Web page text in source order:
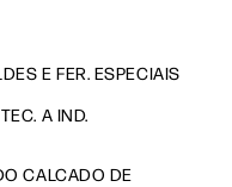
E FER. ESPECIAIS
A IND.
CALCADO DE